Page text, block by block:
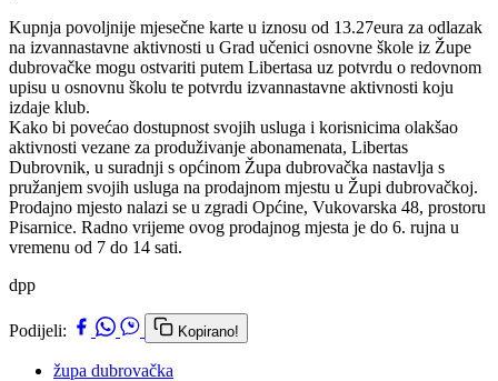
Kupnja povoljnije mjesečne karte u iznosu od 13.27eura za odlazak
na izvannastavne aktivnosti u Grad učenici osnovne škole iz Župe
dubrovačke mogu ostvariti putem Libertasa uz potvrdu o redovnom
upisu u osnovnu školu te potvrdu izvannastavne aktivnosti koju
izdaje klub.
Kako bi povećao dostupnost svojih usluga i korisnicima olakšao
aktivnosti vezane za produživanje abonamenata, Libertas
Dubrovnik, u suradnji s općinom Župa dubrovačka nastavlja s
pružanjem svojih usluga na prodajnom mjestu u Župi dubrovačkoj.
Prodajno mjesto nalazi se u zgradi Općine, Vukovarska 48, prostoru
Pisarnice. Radno vrijeme ovog prodajnog mjesta je do 6. rujna u
vremenu od 7 do 14 sati.
dpp
Podijeli: Kopirano!
župa dubrovačka